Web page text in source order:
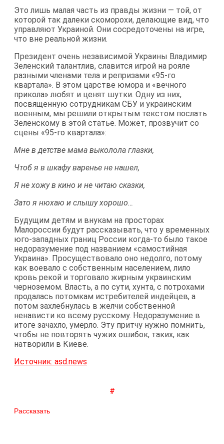
Это лишь малая часть из правды жизни — той, от
которой так далеки скоморохи, делающие вид, что
управляют Украиной. Они сосредоточены на игре,
что вне реальной жизни.
Президент очень независимой Украины Владимир
Зеленский талантлив, славится игрой на рояле
разными членами тела и репризами «95-го
квартала». В этом царстве юмора и «вечного
прикола» любят и ценят шутки. Одну из них,
посвященную сотрудникам СБУ и украинским
военным, мы решили открытым текстом послать
Зеленскому в этой статье. Может, прозвучит со
сцены «95-го квартала»:
Мне в детстве мама выколола глазки,
Чтоб я в шкафу варенье не нашел,
Я не хожу в кино и не читаю сказки,
Зато я нюхаю и слышу хорошо…
Будущим детям и внукам на просторах
Малороссии будут рассказывать, что у временных
юго-западных границ России когда-то было такое
недоразумение под названием «самостийная
Украина». Просуществовало оно недолго, потому
как воевало с собственным населением, лило
кровь рекой и торговало жирным украинским
черноземом. Власть, а по сути, хунта, с потрохами
продалась потомкам истребителей индейцев, а
потом захлебнулась в желчи собственной
ненависти ко всему русскому. Недоразумение в
итоге зачахло, умерло. Эту притчу нужно помнить,
чтобы не повторять чужих ошибок, таких, как
натворили в Киеве.
Источник: asd.news
#
Рассказать